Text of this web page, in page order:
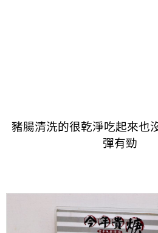
豬腸清洗的很乾淨吃起來也
彈有勁